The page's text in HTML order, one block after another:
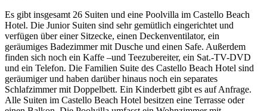
Es gibt insgesamt 26 Suiten und eine Poolvilla im Castello Beach
Hotel. Die Junior Suiten sind sehr gemütlich eingerichtet und
verfügen über einer Sitzecke, einen Deckenventilator, ein
geräumiges Badezimmer mit Dusche und einen Safe. Außerdem
finden sich noch ein Kaffe –und Teezubereiter, ein Sat.-TV-DVD
und ein Telefon. Die Familien Suite des Castello Beach Hotel sind
geräumiger und haben darüber hinaus noch ein separates
Schlafzimmer mit Doppelbett. Ein Kinderbett gibt es auf Anfrage.
Alle Suiten im Castello Beach Hotel besitzen eine Terrasse oder